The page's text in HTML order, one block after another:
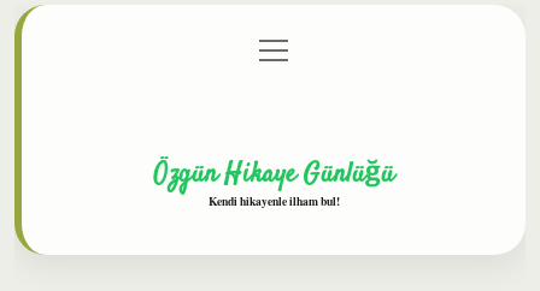
Gizlilik Politikası
menüyü
aç
Özgün Hikaye Günlüğü
Kendi hikayenle ilham bul!